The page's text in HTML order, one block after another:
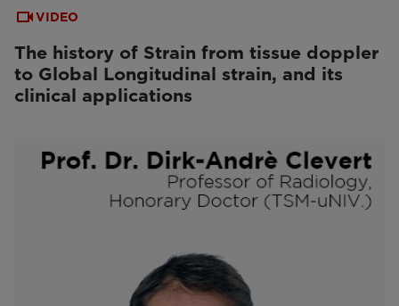
VIDEO
The history of Strain from tissue doppler
to Global Longitudinal strain, and its
clinical applications